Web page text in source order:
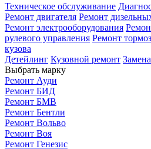
Техническое обслуживание
Ремонт двигателя Ремонт
Ремонт электрооборудования
рулевого управления Ремонт
кузова
Детейлинг Кузовной ремонт
Выбрать марку
Ремонт Ауди
Ремонт БИД
Ремонт БМВ
Ремонт Бентли
Ремонт Вольво
Ремонт Воя
Ремонт Генезис